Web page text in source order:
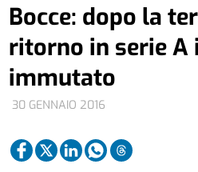
30 GENNAIO 2016
Bocce: dopo la
ritorno in serie A
immutato